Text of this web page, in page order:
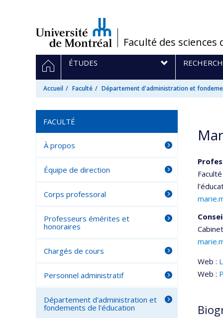
/Faculté des sciences
Navigation
principale
ACCUEIL
ÉTUDES
Accueil Faculté Département d'administration et
Web :
Web :
FACULTÉ
À propos
Équipe de direction
Corps professoral
Professeurs émérites et
honoraires
Chargés de cours
Personnel administratif
Département d'administration et
fondements de l'éducation